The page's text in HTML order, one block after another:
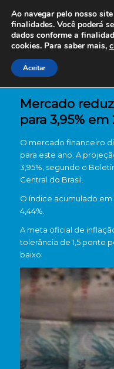
Mercado
para 3,95% em
O mercado financeiro
para este ano. A
3,95%, segundo o
Central do Brasil
O índice acumulado em
4,44%.
A meta oficial de
tolerância de 1,5 ponto
baixo.
Ao navegar pelo nosso
finalidades. Você poderá
dados conforme a
cookies. Para saber mais,
Aceitar